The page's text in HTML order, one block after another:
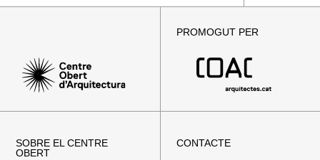
PROMOGUT PER
SOBRE EL CENTRE
OBERT
CONTACTE